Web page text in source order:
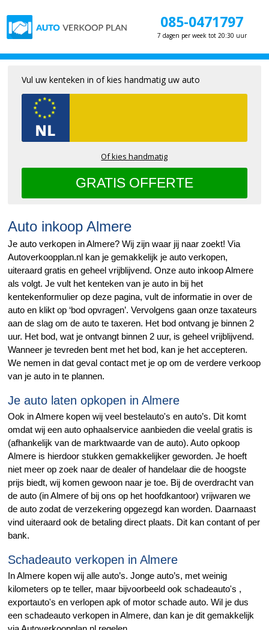
085-0471797
7 dagen per week tot 20:30 uur
Auto inkoop Almere
Je auto verkopen in Almere? Wij zijn waar jij naar zoekt! Via
Autoverkoopplan.nl kan je gemakkelijk je auto verkopen,
uiteraard gratis en geheel vrijblijvend. Onze auto inkoop Almere
als volgt. Je vult het kenteken van je auto in bij het
kentekenformulier op deze pagina, vult de informatie in over de
auto en klikt op ‘bod opvragen’. Vervolgens gaan onze taxateurs
aan de slag om de auto te taxeren. Het bod ontvang je binnen 2
uur. Het bod, wat je ontvangt binnen 2 uur, is geheel vrijblijvend.
Wanneer je tevreden bent met het bod, kan je het accepteren.
We nemen in dat geval contact met je op om de verdere verkoop
van je auto in te plannen.
Je auto laten opkopen in Almere
Ook in Almere kopen wij veel bestelauto's en auto’s. Dit komt
omdat wij een auto ophaalservice aanbieden die veelal gratis is
(afhankelijk van de marktwaarde van de auto). Auto opkoop
Almere is hierdoor stukken gemakkelijker geworden. Je hoeft
niet meer op zoek naar de dealer of handelaar die de hoogste
prijs biedt, wij komen gewoon naar je toe. Bij de overdracht van
de auto (in Almere of bij ons op het hoofdkantoor) vrijwaren we
de auto zodat de verzekering opgezegd kan worden. Daarnaast
vind uiteraard ook de betaling direct plaats. Dit kan contant of per
bank.
Schadeauto verkopen in Almere
In Almere kopen wij alle auto’s. Jonge auto’s, met weinig
kilometers op te teller, maar bijvoorbeeld ook schadeauto's ,
exportauto's en verlopen apk of motor schade auto. Wil je dus
een schadeauto verkopen in Almere, dan kan je dit gemakkelijk
Vul uw kenteken in of kies handmatig uw auto
Of kies handmatig